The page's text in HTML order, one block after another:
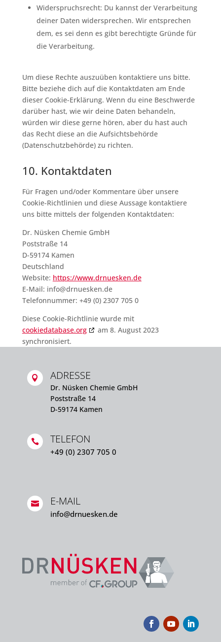
Widerspruchsrecht: Du kannst der Verarbeitung
deiner Daten widersprechen. Wir entsprechen
dem, es sei denn es gibt berechtigte Gründe für
die Verarbeitung.
Um diese Rechte auszuüben kontaktiere uns bitte.
Bitte beziehe dich auf die Kontaktdaten am Ende
dieser Cookie-Erklärung. Wenn du eine Beschwerde
darüber hast, wie wir deine Daten behandeln,
würden wir diese gerne hören, aber du hast auch
das Recht diese an die Aufsichtsbehörde
(Datenschutzbehörde) zu richten.
10. Kontaktdaten
Für Fragen und/oder Kommentare über unsere
Cookie-Richtlinien und diese Aussage kontaktiere
uns bitte mittels der folgenden Kontaktdaten:
Dr. Nüsken Chemie GmbH
Poststraße 14
D-59174 Kamen
Deutschland
Website: https://www.drnuesken.de
E-Mail: info@drnuesken.de
Telefonnummer: +49 (0) 2307 705 0
Diese Cookie-Richtlinie wurde mit
cookiedatabase.org
am 8. August 2023
synchronisiert.
 ADRESSE
Dr. Nüsken Chemie GmbH
Poststraße 14
D-59174 Kamen
 TELEFON
+49 (0) 2307 705 0
 E-MAIL
info@drnuesken.de